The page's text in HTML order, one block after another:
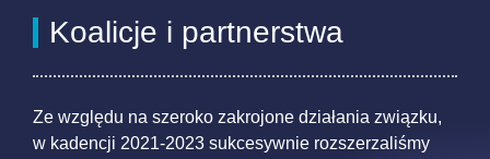
Koalicje i partnerstwa
Ze względu na szeroko zakrojone działania związku,
w kadencji 2021-2023 sukcesywnie rozszerzaliśmy